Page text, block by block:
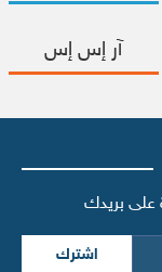
آر إس إس
على بريدك
اشترك